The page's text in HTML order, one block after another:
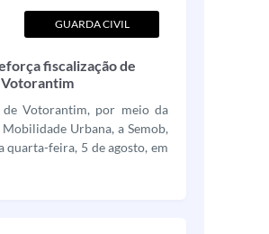
GUARDA CIVIL
fiscalização de
Votorantim, por meio da
Urbana, a Semob,
quarta-feira, 5 de agosto, em